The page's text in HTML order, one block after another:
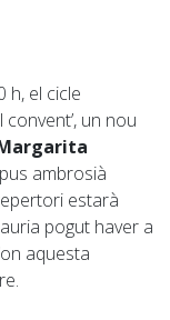
h, el cicle
convent’, un nou
ambrosià
estarà
pogut haver a
aquesta